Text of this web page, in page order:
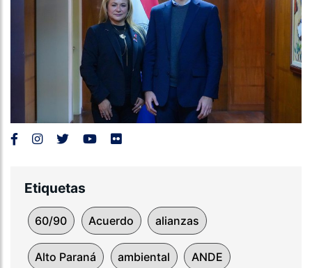
Etiquetas
60/90 Acuerdo alianzas
Alto Paraná ambiental ANDE